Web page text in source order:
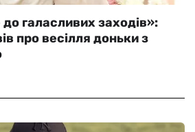
галасливих заходів»:
про весілля доньки з